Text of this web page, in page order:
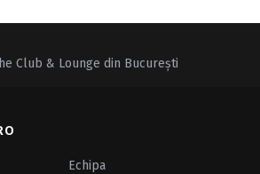
Club & Lounge din Bucureşti
Echipa